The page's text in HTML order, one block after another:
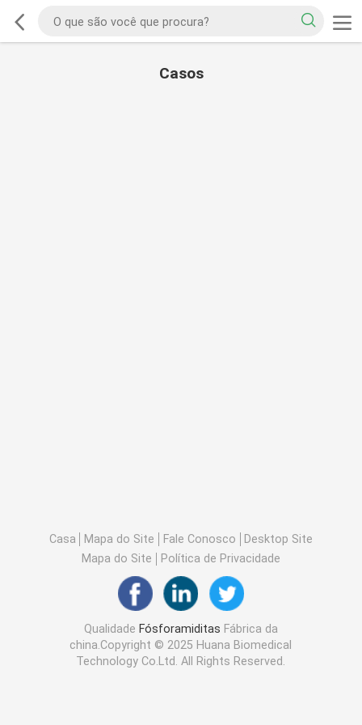
Casos
Casa Mapa do Site Fale Conosco
Desktop Site
Mapa do Site
Política de Privacidade
Qualidade Fósforamiditas Fábrica da
china.Copyright © 2025 Huana Biomedical
Technology Co.Ltd. All Rights Reserved.